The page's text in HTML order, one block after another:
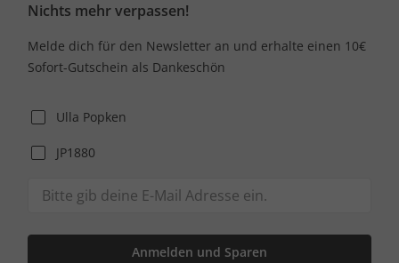
Nichts mehr verpassen!
Melde dich für den Newsletter an und erhalte einen 10€
Sofort-Gutschein als Dankeschön
Ulla Popken
JP1880
Anmelden und Sparen